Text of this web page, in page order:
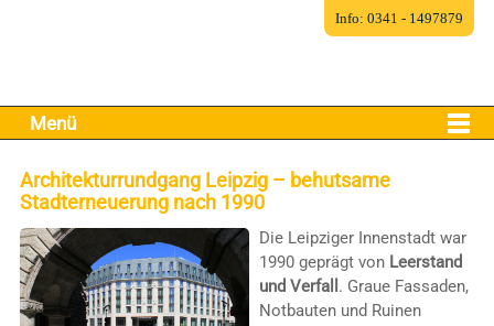
Menü
Architekturrundgang Leipzig – behutsame
Stadterneuerung nach 1990
Die Leipziger Innenstadt war
1990 geprägt von Leerstand
und Verfall . Graue Fassaden,
Notbauten und Ruinen
Info: 0341 - 1497879